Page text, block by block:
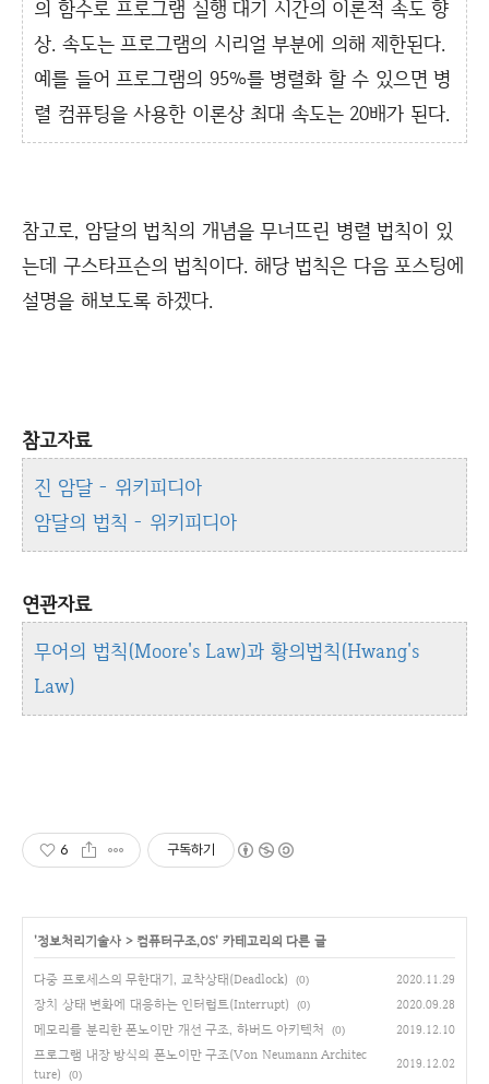
의 함수로 프로그램 실행 대기 시간의 이론적 속도 향
상. 속도는 프로그램의 시리얼 부분에 의해 제한된다.
예를 들어 프로그램의 95%를 병렬화 할 수 있으면 병
렬 컴퓨팅을 사용한 이론상 최대 속도는 20배가 된다.
참고로, 암달의 법칙의 개념을 무너뜨린 병렬 법칙이 있
는데 구스타프슨의 법칙이다. 해당 법칙은 다음 포스팅에
설명을 해보도록 하겠다.
참고자료
진 암달 - 위키피디아
암달의 법칙 - 위키피디아
연관자료
무어의 법칙(Moore's Law)과 황의법칙(Hwang's
Law)
6 구독하기
'정보처리기술사 >컴퓨터구조,OS' 카테고리의 다른 글
다중 프로세스의 무한대기, 교착상태(Deadlock) (0) 2020.11.29
장치 상태 변화에 대응하는 인터럽트(Interrupt) (0) 2020.09.28
메모리를 분리한 폰노이만 개선 구조, 하버드 아키텍처 (0) 2019.12.10
프로그램 내장 방식의 폰노이만 구조(Von Neumann Architec
ture)
(0)
2019.12.02